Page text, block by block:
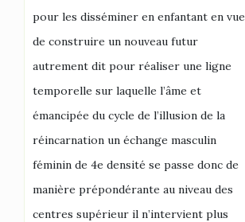
pour les disséminer en enfantant en vue
de construire un nouveau futur
autrement dit pour réaliser une ligne
temporelle sur laquelle l’âme et
émancipée du cycle de l’illusion de la
réincarnation un échange masculin
féminin de 4e densité se passe donc de
manière prépondérante au niveau des
centres supérieur il n’intervient plus